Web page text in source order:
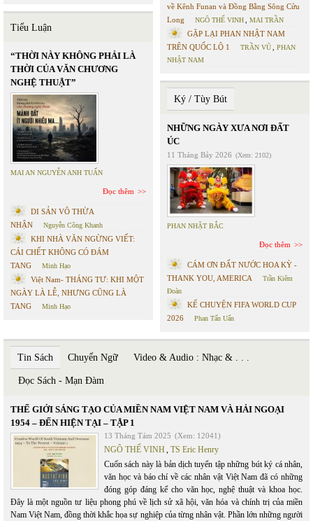
Tiểu Luận
“THỜI NÀY KHÔNG PHẢI LÀ
THỜI CỦA VĂN CHƯƠNG
NGHỆ THUẬT”
MAI AN NGUYỄN ANH TUẤN
Đọc thêm
DI SẢN VÔ THỪA
NHẬN
Nguyễn Công Khanh
KHI NHÀ VĂN NGỪNG VIẾT:
CÁI CHẾT KHÔNG CÓ ĐÁM
TANG
Minh Hạo
Việt Nam- THÁNG TƯ: KHI MỘT
NGÀY LÀ LỄ, NHƯNG CŨNG LÀ
TANG
Minh Hạo
về Kênh Funan và Đồng Bằng Sông Cửu
Long
NGÔ THẾ VINH MAI TRẦN
GẶP LẠI PHAN NHẬT NAM
TRÊN QUỐC LỘ 1
TRẦN VŨ
PHAN
NHẬT NAM
Ký / Tùy Bút
NHỮNG NGÀY XƯA NƠI ĐẤT
ÚC
11 Tháng Bảy 2026 (Xem: 2102)
PHAN NHẬT BẮC
Đọc thêm
CÁM ƠN ĐẤT NƯỚC HOA KỲ -
THANK YOU, AMERICA
Trần Kiêm
Đoàn
KỂ CHUYỆN FIFA WORLD CUP
2026
Phan Tấn Uẩn
Tin Sách Chuyển Ngữ Video & Audio : Nhạc & . . .
Đọc Sách - Mạn Đàm
THẾ GIỚI SÁNG TẠO CỦA MIỀN NAM VIỆT NAM VÀ HẢI NGOẠI
1954 – ĐẾN HIỆN TẠI – TẬP 1
13 Tháng Tám 2025 (Xem: 12041)
NGÔ THẾ VINH TS Eric Henry
Cuốn sách này là bản dịch tuyển tập những bút ký cá nhân,
văn học và báo chí về các nhân vật Việt Nam đã có những
đóng góp đáng kể cho văn học, nghệ thuật và khoa học.
Đây là một nguồn tư liệu phong phú về lịch sử xã hội, văn hóa và chính trị của miền
Nam Việt Nam, đồng thời khắc họa sự nghiệp của từng nhân vật. Phần lớn những người